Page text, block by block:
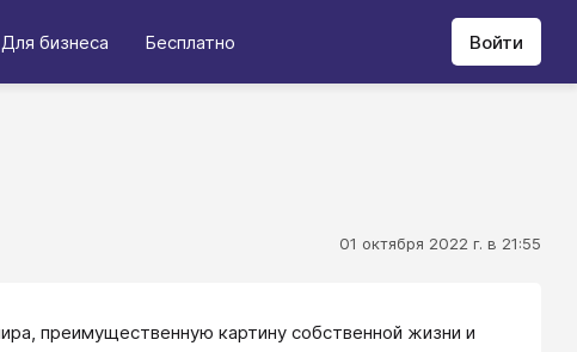
Для бизнеса Бесплатно Войти
01 октября 2022 г. в 21:55
преимущественную картину собственной жизни и